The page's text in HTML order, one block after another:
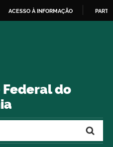
ACESSO À INFORMAÇÃO
do